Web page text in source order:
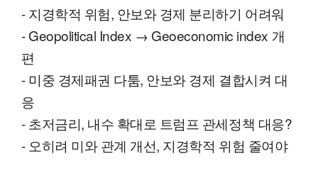
- 지경학적 위험, 안보와 경제 분리하기 어려워
- Geopolitical Index → Geoeconomic index 개
편
- 미중 경제패권 다툼, 안보와 경제 결합시켜 대
응
- 초저금리, 내수 확대로 트럼프 관세정책 대응?
- 오히려 미와 관계 개선, 지경학적 위험 줄여야